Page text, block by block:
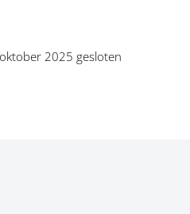
2025 gesloten